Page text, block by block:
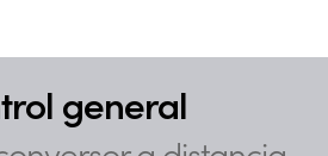
general